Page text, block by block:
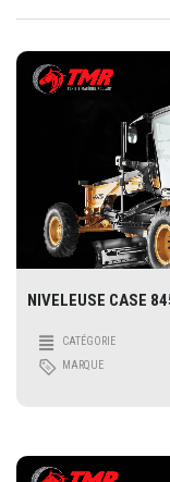
NIVELEUSE CASE
CATÉGORIE
MARQUE